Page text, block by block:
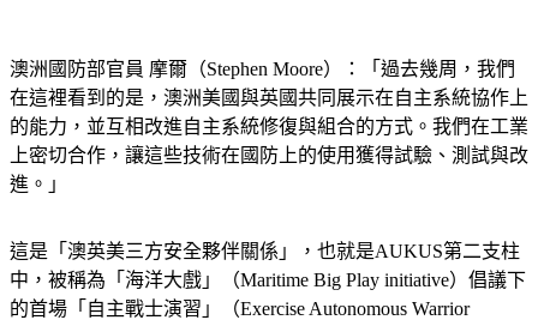
澳洲國防部官員 摩爾（Stephen Moore）：「過去幾周，我們
在這裡看到的是，澳洲美國與英國共同展示在自主系統協作上
的能力，並互相改進自主系統修復與組合的方式。我們在工業
上密切合作，讓這些技術在國防上的使用獲得試驗、測試與改
進。」
這是「澳英美三方安全夥伴關係」，也就是AUKUS第二支柱
中，被稱為「海洋大戲」（Maritime Big Play initiative）倡議下
的首場「自主戰士演習」（Exercise Autonomous Warrior